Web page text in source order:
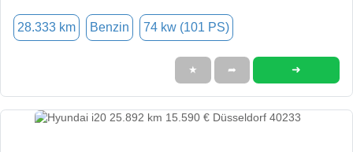
28.333 km Benzin 74 kw (101 PS)
★ ➦ ➜